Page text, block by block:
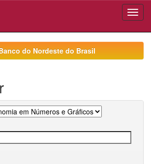
do Nordeste do Brasil